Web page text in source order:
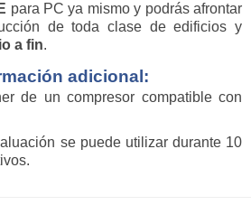
para PC ya mismo y podrás afrontar
de toda clase de edificios y
a fin.
adicional:
de un compresor compatible con
se puede utilizar durante 10